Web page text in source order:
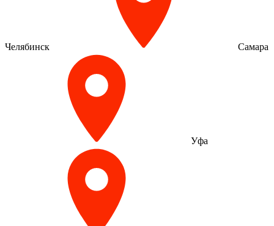
Челябинск Самара
Уфа